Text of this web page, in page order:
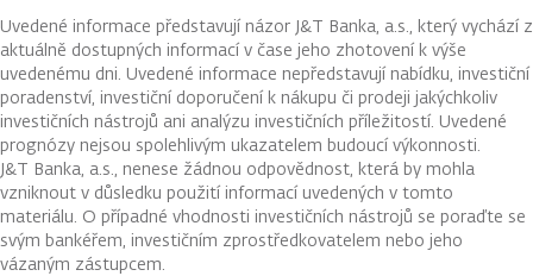
Uvedené informace představují názor J&T Banka, a.s., který vychází z
aktuálně dostupných informací v čase jeho zhotovení k výše
uvedenému dni. Uvedené informace nepředstavují nabídku, investiční
poradenství, investiční doporučení k nákupu či prodeji jakýchkoliv
investičních nástrojů ani analýzu investičních příležitostí. Uvedené
prognózy nejsou spolehlivým ukazatelem budoucí výkonnosti.
J&T Banka, a.s., nenese žádnou odpovědnost, která by mohla
vzniknout v důsledku použití informací uvedených v tomto
materiálu. O případné vhodnosti investičních nástrojů se poraďte se
svým bankéřem, investičním zprostředkovatelem nebo jeho
vázaným zástupcem.